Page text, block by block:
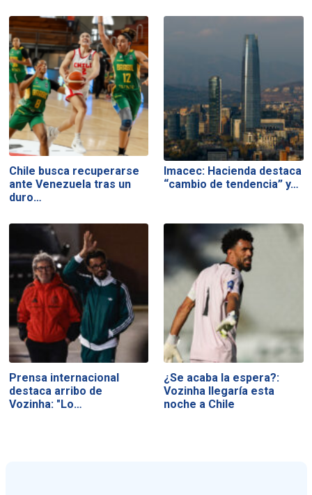
Chile busca recuperarse
ante Venezuela tras un
duro…
Imacec: Hacienda destaca
“cambio de tendencia” y…
Prensa internacional
destaca arribo de
Vozinha: "Lo…
¿Se acaba la espera?:
Vozinha llegaría esta
noche a Chile